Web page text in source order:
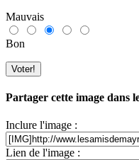
Mauvais
Bon
Partager cette image dans
Inclure l'image :
Lien de l'image :